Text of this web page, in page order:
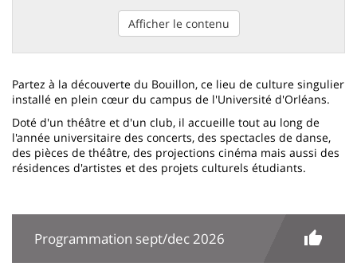
Afficher le contenu
Partez à la découverte du Bouillon, ce lieu de culture singulier
installé en plein cœur du campus de l'Université d'Orléans.
Doté d'un théâtre et d'un club, il accueille tout au long de
l'année universitaire des concerts, des spectacles de danse,
des pièces de théâtre, des projections cinéma mais aussi des
résidences d'artistes et des projets culturels étudiants.
Programmation sept/dec 2026